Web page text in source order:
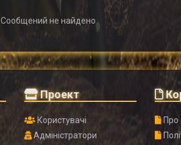
Сообщений не найдено
Проект
Користувачі
Адміністратори
Про